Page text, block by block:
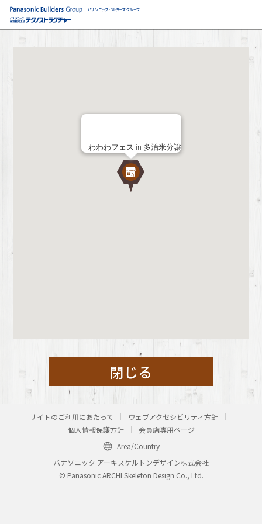
わわわフェス in 多治米分譲
閉じる
サイトのご利用にあたって
ウェブアクセシビリティ方針
個人情報保護方針
会員店専用ページ
Area/Country
パナソニック アーキスケルトンデザイン株式会社
© Panasonic ARCHI Skeleton Design Co., Ltd.